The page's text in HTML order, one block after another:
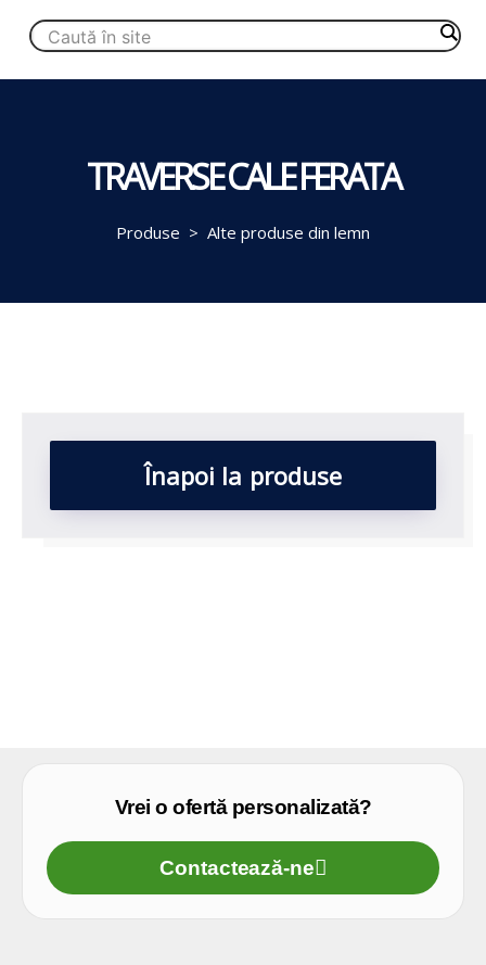
TRAVERSE CALE FERATA
Produse > Alte produse din lemn
Înapoi la produse
Vrei o ofertă personalizată?
Contactează-ne